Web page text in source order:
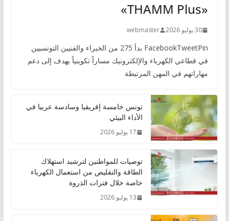
«THAMM Plus»
30 يوليو 2026 webmaster
FacebookTweetPin بدأ 275 من الخبراء والفنيين التونسيين
في قطاعي الكهرباء والإلكترونيك مساراً تكوينياً يهدف إلى دعم
مهاراتهم في المهن المرتبطة
تونس خامسة إفريقيا وسادسة عربيا في
الأداء البيئي
17 يوليو 2026
توصيات للمواطنين لترشيد استهلاك
الطاقة والتقليص من استعمال الكهرباء
خاصة خلال فترات الذروة
13 يوليو 2026